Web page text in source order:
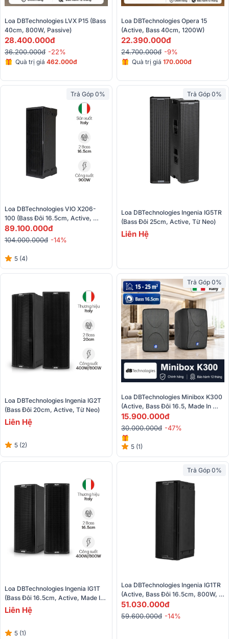
Loa DBTechnologies LVX P15 (Bass
40cm, 800W, Passive)
28.400.000đ
36.200.000đ -22%
Quà trị giá 462.000đ
Loa DBTechnologies Opera 15
(Active, Bass 40cm, 1200W)
22.390.000đ
24.700.000đ -9%
Quà trị giá 170.000đ
Trả Góp 0%
Loa DBTechnologies VIO X206-
100 (Bass Đôi 16.5cm, Active,
Made In Italy, 100x15°, Từ Neo)
89.100.000đ
104.000.000đ -14%
5 (4)
Trả Góp 0%
Loa DBTechnologies Ingenia IG5TR
(Bass Đôi 25cm, Active, Từ Neo)
Liên Hệ
Loa DBTechnologies Ingenia IG2T
(Bass Đôi 20cm, Active, Từ Neo)
Liên Hệ
5 (2)
Trả Góp 0%
Loa DBTechnologies Minibox K300
(Active, Bass Đôi 16.5, Made In
Italy)
15.900.000đ
30.000.000đ -47%
5 (1)
Loa DBTechnologies Ingenia IG1T
(Bass Đôi 16.5cm, Active, Made In
Thailand, Từ Neo)
Liên Hệ
5 (1)
Trả Góp 0%
Loa DBTechnologies Ingenia IG1TR
(Active, Bass Đôi 16.5cm, 800W,
128dB)
51.030.000đ
59.600.000đ -14%